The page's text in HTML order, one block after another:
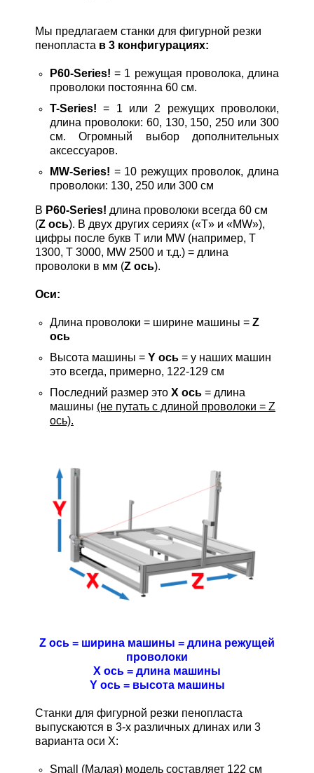
Мы предлагаем станки для фигурной резки
пенопласта в 3 конфигурациях:
P60-Series! = 1 режущая проволока, длина
проволоки постоянна 60 см.
T-Series! = 1 или 2 режущих проволоки,
длина проволоки: 60, 130, 150, 250 или 300
см. Огромный выбор дополнительных
аксессуаров.
MW-Series! = 10 режущих проволок, длина
проволоки: 130, 250 или 300 см
В P60-Series! длина проволоки всегда 60 см
(Z ось). В двух других сериях («T» и «MW»),
цифры после букв T или MW (например, T
1300, T 3000, MW 2500 и т.д.) = длина
проволоки в мм (Z ось).
Оси:
Длина проволоки = ширине машины = Z
ось
Высота машины = Y ось = у наших машин
это всегда, примерно, 122-129 см
Последний размер это X ось = длина
машины (не путать с длиной проволоки = Z
ось).
Z ось = ширина машины = длина режущей
проволоки
X ось = длина машины
Y ось = высота машины
Станки для фигурной резки пенопласта
выпускаются в 3-х различных длинах или 3
варианта оси X:
Small (Малая) модель составляет 122 см